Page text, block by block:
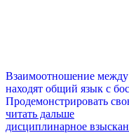
Взаимоотношение между
находят общий язык с
Продемонстрировать
читать дальше
дисциплинарное